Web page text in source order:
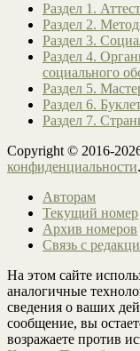
Раздел 1.
Раздел 2.
Раздел 3.
Раздел 4.
социального
Раздел 5.
Раздел 6.
Раздел 7.
Copyright © 2016-
конфиденциальности
Авторам
Текущий номер
Архив номеров
Связь с
На этом сайте
аналогичные
сведения о ваших
сообщение, вы
возражаете против